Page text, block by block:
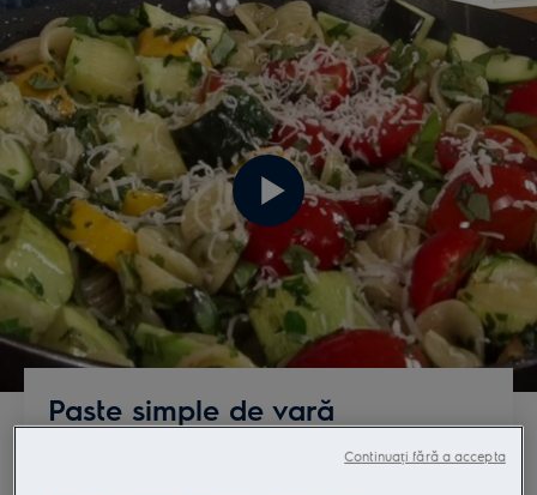
Paste simple de vară
"Astăzi vom face o reţetă foarte accesibilă vara,
Continuați fără a accepta